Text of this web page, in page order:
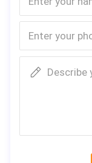
Describe